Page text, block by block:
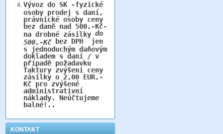
Vývoz do SK -fyzické
osoby prodej s daní,
právnické osoby ceny
bez daně nad 500,-Kč-
na drobné zásilky do
500,-Kčbez DPH jen
s jednoduchým daňovým
dokladem s daní / v
případě požadavku
faktury zvýšení ceny
zásilky o 2,00 EUR,-
Kč pro zvýšené
administrativní
náklady. Neúčtujeme
balné!..
KONTAKT